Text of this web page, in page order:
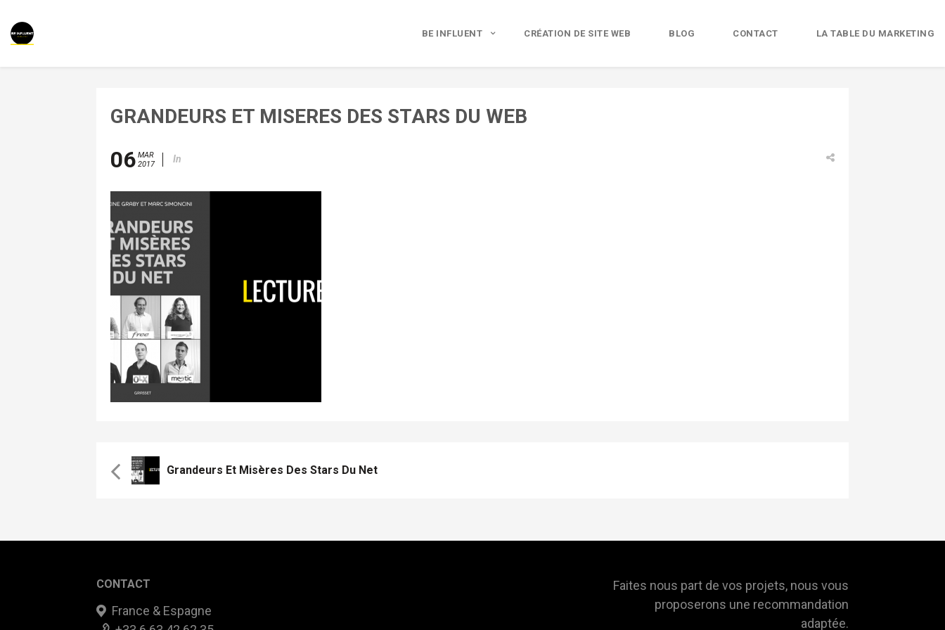
BE INFLUENT CRÉATION DE SITE WEB BLOG CONTACT LA TABLE DU MARKETING
GRANDEURS ET MISERES DES STARS DU WEB
06 MAR
2017
In
Grandeurs Et Misères Des Stars Du Net
CONTACT
France & Espagne
Faites nous part de vos projets, nous vous
proposerons une recommandation
adaptée.